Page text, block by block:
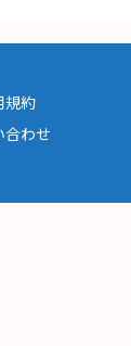
規約
合わせ